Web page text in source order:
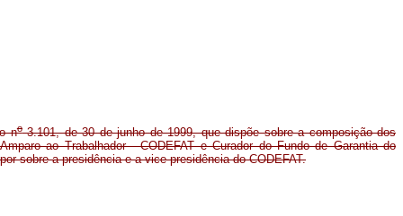
no3.101, de 30 de junho de 1999, que dispõe sobre a composição dos
ao Trabalhador - CODEFAT e Curador do Fundo de Garantia do
sobre a presidência e a vice-presidência do CODEFAT.